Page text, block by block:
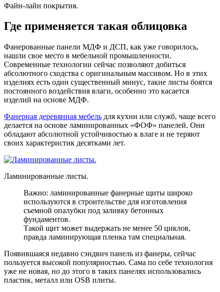
Файн-лайн покрытия.
Где применяется такая облицовка
Фанерованные панели МДФ и ДСП, как уже говорилось,
нашли свое место в мебельной промышленности.
Современные технологии сейчас позволяют добиться
абсолютного сходства с оригинальным массивом. Но в этих
изделиях есть один существенный минус, такие листы боятся
постоянного воздействия влаги, особенно это касается
изделий на основе МДФ.
Фанерная деревянная мебель для кухни или служб, чаще всего
делается на основе ламинированных «ФОФ» панелей. Они
обладают абсолютной устойчивостью к влаге и не теряют
своих характеристик десятками лет.
Ламинированные листы.
Важно: ламинированные фанерные щиты широко
используются в строительстве для изготовления
съемной опалубки под заливку бетонных
фундаментов.
Такой щит может выдержать не менее 50 циклов,
правда ламинирующая пленка там специальная.
Появившаяся недавно сэндвич панель из фанеры, сейчас
пользуется высокой популярностью. Сама по себе технология
уже не новая, но до этого в таких панелях использовались
пластик, металл или OSB плиты.